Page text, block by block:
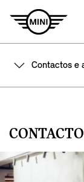
Contactos e